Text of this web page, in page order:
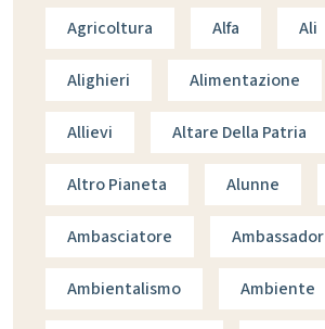
Agricoltura Alfa Ali
Alighieri Alimentazione
Allievi Altare Della Patria
Altro Pianeta Alunne
Ambasciatore Ambassador
Ambientalismo Ambiente